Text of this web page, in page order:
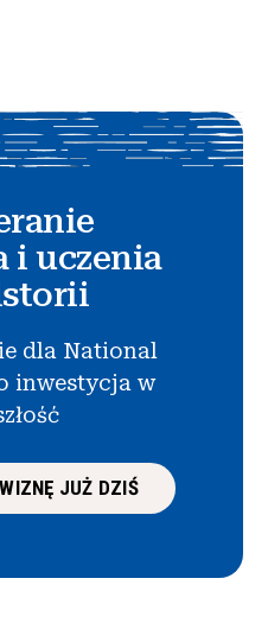
i uczenia
dla National
inwestycja w
JUŻ DZIŚ